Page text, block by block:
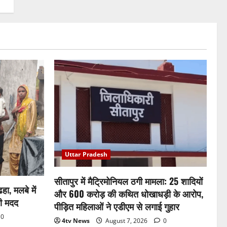
मलबे में
मदद
0
Uttar Pradesh
सीतापुर में मैट्रिमोनियल ठगी मामला: 25 शादियों
और 600 करोड़ की कथित धोखाधड़ी के आरोप,
पीड़ित महिलाओं ने एडीएम से लगाई गुहार
4tv News August 7, 2026 0